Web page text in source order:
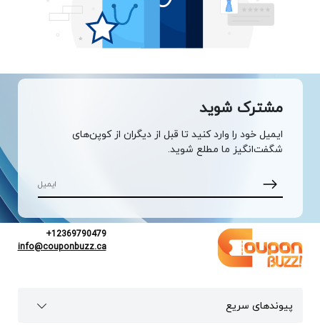
مشترک شوید
ایمیل خود را وارد کنید تا قبل از دیگران از کوپن‌های
شگفت‌انگیز ما مطلع شوید.
+12369790479
info@couponbuzz.ca
پیوند‌های سریع